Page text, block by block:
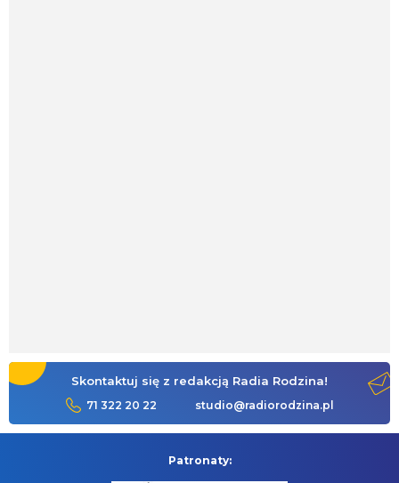
Skontaktuj się z redakcją Radia Rodzina!
71 322 20 22 studio@radiorodzina.pl
Patronaty: